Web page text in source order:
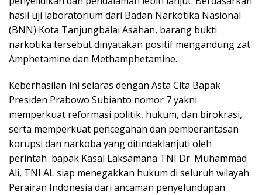
hasil uji laboratorium dari Badan Narkotika Nasional
(BNN) Kota Tanjungbalai Asahan, barang bukti
narkotika tersebut dinyatakan positif mengandung zat
Amphetamine dan Methamphetamine.
Keberhasilan ini selaras dengan Asta Cita Bapak
Presiden Prabowo Subianto nomor 7 yakni
memperkuat reformasi politik, hukum, dan birokrasi,
serta memperkuat pencegahan dan pemberantasan
korupsi dan narkoba yang ditindaklanjuti oleh
perintah bapak Kasal Laksamana TNI Dr. Muhammad
Ali, TNI AL siap menegakkan hukum di seluruh wilayah
Perairan Indonesia dari ancaman penyelundupan